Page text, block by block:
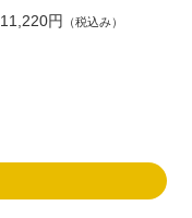
11,220円
（税込み）